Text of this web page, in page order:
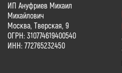
ИП Ануфриев Михаил
Михайлович
Москва, Тверская, 9
ОГРН: 310774619400540
ИНН: 772765232450